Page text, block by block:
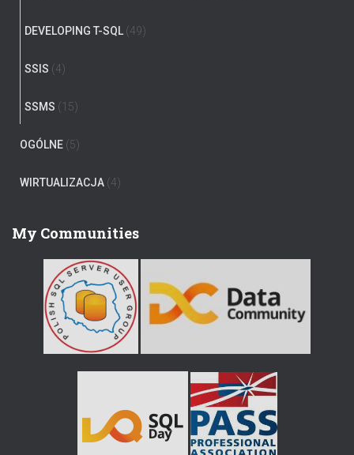
DEVELOPING T-SQL (49)
SSIS (4)
SSMS (15)
OGÓLNE (5)
WIRTUALIZACJA (4)
My Communities